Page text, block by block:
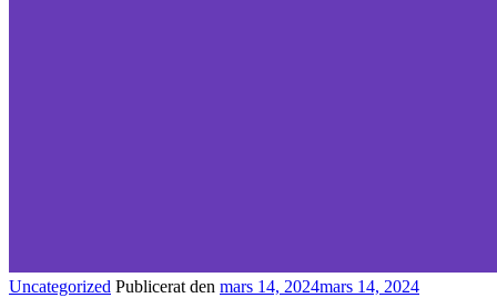
Kategorilänkar
Uncategorized Publicerat den mars 14, 2024mars 14, 2024